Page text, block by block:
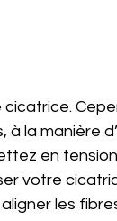
cicatrice.
la manière
en
votre
les